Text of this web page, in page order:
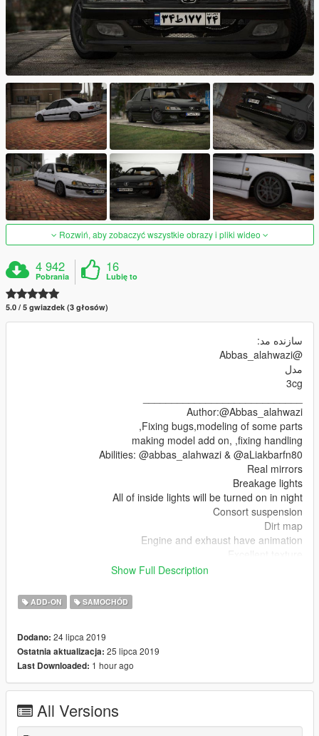
Rozwiń, aby zobaczyć wszystkie obrazy i pliki wideo
4 942
Pobrania
16
Lubię to
5.0 / 5 gwiazdek (3 głosów)
سازنده مد:
@Abbas_alahwazi
مدل
3cg
Author:@Abbas_alahwazi
Fixing bugs,modeling of some parts,
making model add on, ,fixing handling
Abilities: @abbas_alahwazi & @aLiakbarfn80
Real mirrors
Breakage lights
All of inside lights will be turned on in night
Consort suspension
Dirt map
Engine and exhaust have animation
Fixed first person camera on the car
کپی بدون ذکر منبع شرعا حرام است و گروه ما هیچ گونه رضایتی
ندارد
ادرس کانال:
Show Full Description
ADD-ON SAMOCHÓD
Dodano: 24 lipca 2019
Ostatnia aktualizacja: 25 lipca 2019
Last Downloaded: 1 hour ago
All Versions